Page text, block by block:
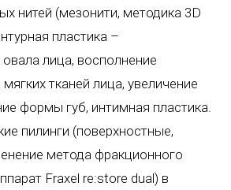
нитей (мезонити, методика 3D
пластика –
лица, восполнение
тканей лица, увеличение
формы губ, интимная пластика.
пилинги (поверхностные,
метода фракционного
Fraxel re:store dual) в